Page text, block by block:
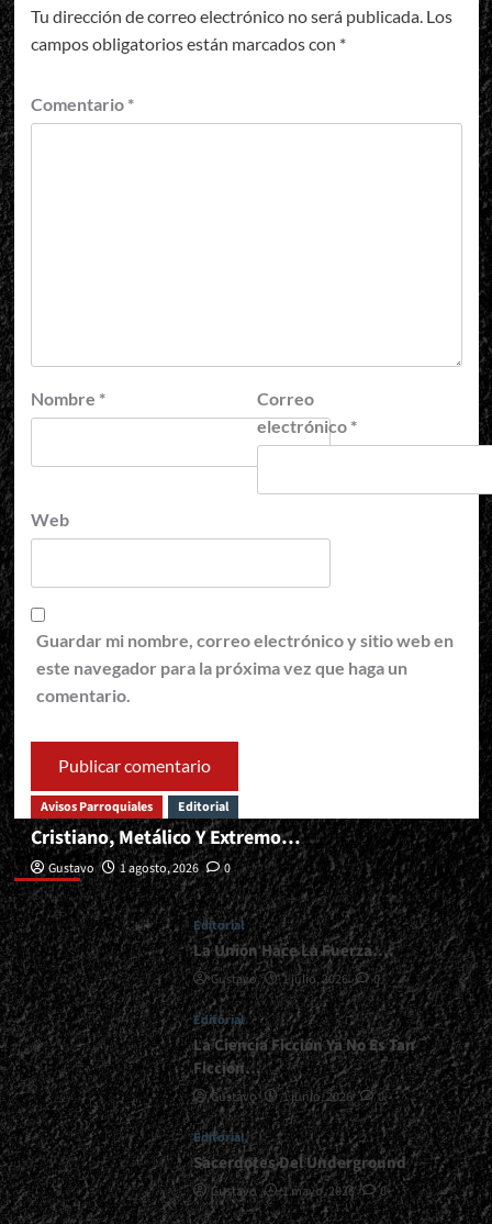
Tu dirección de correo electrónico no será publicada. Los
campos obligatorios están marcados con *
Comentario *
Nombre *
Correo
electrónico *
Web
Guardar mi nombre, correo electrónico y sitio web en
este navegador para la próxima vez que haga un
comentario.
Editorial
Avisos Parroquiales Editorial
Cristiano, Metálico Y Extremo…
Gustavo 1 agosto, 2026 0
Editorial
La Unión Hace La Fuerza….
Gustavo 1 julio, 2026 0
Editorial
La Ciencia Ficción Ya No Es Tan
Ficción…
Gustavo 1 junio, 2026 0
Editorial
Sacerdotes Del Underground
Gustavo 1 mayo, 2026 0